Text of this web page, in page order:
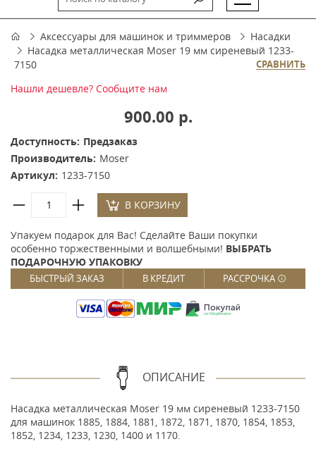
Аксессуары для машинок и триммеров
Насадки
Насадка металлическая Moser 19 мм сиреневый 1233-
7150
СРАВНИТЬ
Нашли дешевле? Сообщите нам
900.00 р.
Доступность: Предзаказ
Производитель: Moser
Артикул: 1233-7150
В КОРЗИНУ
Упакуем подарок для Вас! Сделайте Ваши покупки
особенно торжественными и волшебными! ВЫБРАТЬ
ПОДАРОЧНУЮ УПАКОВКУ
БЫСТРЫЙ ЗАКАЗ В КРЕДИТ РАССРОЧКА
ОПИСАНИЕ
Насадка металлическая Moser 19 мм сиреневый 1233-7150
для машинок 1885, 1884, 1881, 1872, 1871, 1870, 1854, 1853,
1852, 1234, 1233, 1230, 1400 и 1170.